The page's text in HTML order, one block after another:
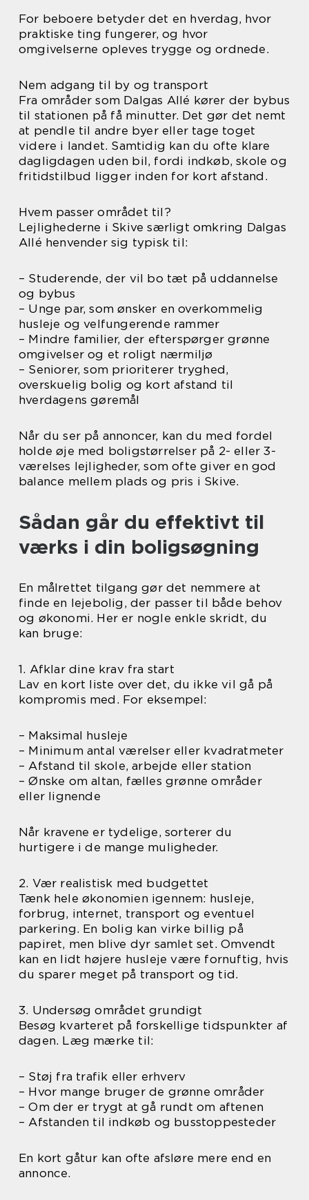
For beboere betyder det en hverdag, hvor
praktiske ting fungerer, og hvor
omgivelserne opleves trygge og ordnede.
Nem adgang til by og transport
Fra områder som Dalgas Allé kører der bybus
til stationen på få minutter. Det gør det nemt
at pendle til andre byer eller tage toget
videre i landet. Samtidig kan du ofte klare
dagligdagen uden bil, fordi indkøb, skole og
fritidstilbud ligger inden for kort afstand.
Hvem passer området til?
Lejlighederne i Skive særligt omkring Dalgas
Allé henvender sig typisk til:
– Studerende, der vil bo tæt på uddannelse
og bybus
– Unge par, som ønsker en overkommelig
husleje og velfungerende rammer
– Mindre familier, der efterspørger grønne
omgivelser og et roligt nærmiljø
– Seniorer, som prioriterer tryghed,
overskuelig bolig og kort afstand til
hverdagens gøremål
Når du ser på annoncer, kan du med fordel
holde øje med boligstørrelser på 2- eller 3-
værelses lejligheder, som ofte giver en god
balance mellem plads og pris i Skive.
Sådan går du effektivt til
værks i din boligsøgning
En målrettet tilgang gør det nemmere at
finde en lejebolig, der passer til både behov
og økonomi. Her er nogle enkle skridt, du
kan bruge:
1. Afklar dine krav fra start
Lav en kort liste over det, du ikke vil gå på
kompromis med. For eksempel:
– Maksimal husleje
– Minimum antal værelser eller kvadratmeter
– Afstand til skole, arbejde eller station
– Ønske om altan, fælles grønne områder
eller lignende
Når kravene er tydelige, sorterer du
hurtigere i de mange muligheder.
2. Vær realistisk med budgettet
Tænk hele økonomien igennem: husleje,
forbrug, internet, transport og eventuel
parkering. En bolig kan virke billig på
papiret, men blive dyr samlet set. Omvendt
kan en lidt højere husleje være fornuftig, hvis
du sparer meget på transport og tid.
3. Undersøg området grundigt
Besøg kvarteret på forskellige tidspunkter af
dagen. Læg mærke til:
– Støj fra trafik eller erhverv
– Hvor mange bruger de grønne områder
– Om der er trygt at gå rundt om aftenen
– Afstanden til indkøb og busstoppesteder
En kort gåtur kan ofte afsløre mere end en
annonce.